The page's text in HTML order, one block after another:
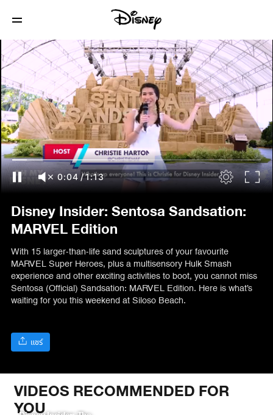
0:05 /1:13
Disney Insider: Sentosa Sandsation:
MARVEL Edition
With 15 larger-than-life sand sculptures of your favourite
MARVEL Super Heroes, plus a multisensory Hulk Smash
experience and other exciting activities to boot, you cannot miss
Sentosa (Official) Sandsation: MARVEL Edition. Here is what’s
waiting for you this weekend at Siloso Beach.
แชร์
VIDEOS RECOMMENDED FOR
YOU